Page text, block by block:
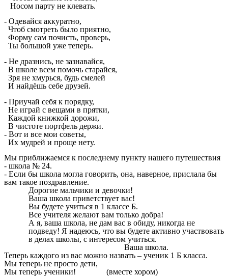
Носом парту не клевать.
- Одевайся аккуратно,
Чтоб смотреть было приятно,
Форму сам почисть, проверь,
Ты большой уже теперь.
- Не дразнись, не зазнавайся,
В школе всем помочь старайся,
Зря не хмурься, будь смелей
И найдёшь себе друзей.
- Приучай себя к порядку,
Не играй с вещами в прятки,
Каждой книжкой дорожи,
В чистоте портфель держи.
- Вот и все мои советы,
Их мудрей и проще нету.
Мы приближаемся к последнему пункту нашего путешествия
- школа № 24.
- Если бы школа могла говорить, она, наверное, прислала бы
вам такое поздравление.
Дорогие мальчики и девочки!
Ваша школа приветствует вас!
Вы будете учиться в 1 классе Б.
Все учителя желают вам только добра!
А я, ваша школа, не дам вас в обиду, никогда не
подведу! Я надеюсь, что вы будете активно участвовать
в делах школы, с интересом учиться.
Ваша школа.
Теперь каждого из вас можно назвать – ученик 1 Б класса.
Мы теперь не просто дети,
Мы теперь ученики! (вместе хором)